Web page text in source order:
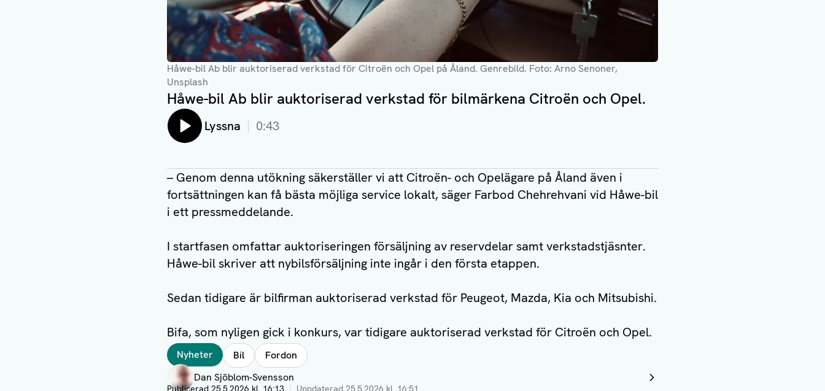
Håwe-bil Ab blir auktoriserad verkstad för Citroën och Opel på Åland. Genrebild. Foto: Arno Senoner,
Unsplash
Håwe-bil Ab blir auktoriserad verkstad för bilmärkena Citroën och Opel.
Lyssna 0:43
– Genom denna utökning säkerställer vi att Citroën- och Opelägare på Åland även i
fortsättningen kan få bästa möjliga service lokalt, säger Farbod Chehrehvani vid Håwe-bil
i ett pressmeddelande.
I startfasen omfattar auktoriseringen försäljning av reservdelar samt verkstadstjäsnter.
Håwe-bil skriver att nybilsförsäljning inte ingår i den första etappen.
Sedan tidigare är bilfirman auktoriserad verkstad för Peugeot, Mazda, Kia och Mitsubishi.
Bifa, som nyligen gick i konkurs, var tidigare auktoriserad verkstad för Citroën och Opel.
TaggarNyheter Bil Fordon
Författare
Dan Sjöblom-Svensson
Visa profil
Publicerad 25.5.2026 kl. 16:13 Uppdaterad 25.5.2026 kl. 16:51